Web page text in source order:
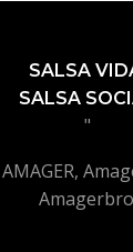
SALSA
SALSA
"